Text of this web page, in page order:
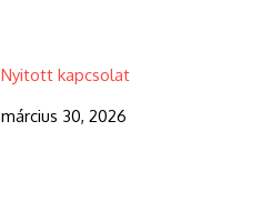
Nyitott kapcsolat
március 30, 2026